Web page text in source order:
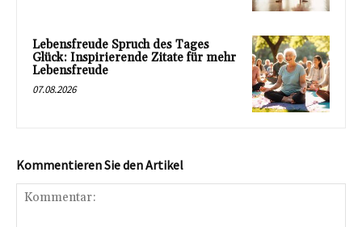
Lebensfreude Spruch des Tages
Glück: Inspirierende Zitate für mehr
Lebensfreude
07.08.2026
Kommentieren Sie den Artikel